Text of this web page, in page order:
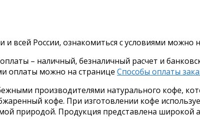
всей России, ознакомиться с условиями можно
– наличный, безналичный расчет и
оплаты можно на странице Способы оплаты
производителями натурального кофе,
кофе. При изготовлении кофе
природой. Продукция представлена